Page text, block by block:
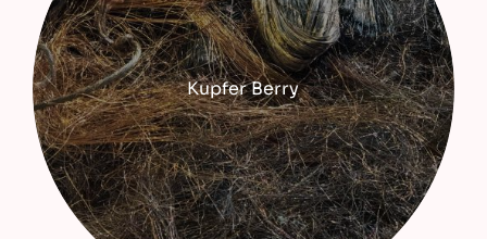
Kupfer Berry